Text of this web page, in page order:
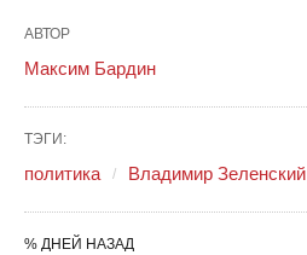
АВТОР
Максим Бардин
ТЭГИ:
политика Владимир Зеленский
% ДНЕЙ НАЗАД